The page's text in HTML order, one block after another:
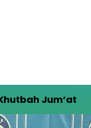
Jum’at